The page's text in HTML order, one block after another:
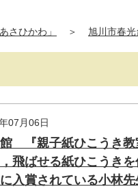
さひかわ」 ＞ 旭川市春
07月06日
『親子紙ひこうき教
飛ばせる紙ひこうき
入賞されている小林